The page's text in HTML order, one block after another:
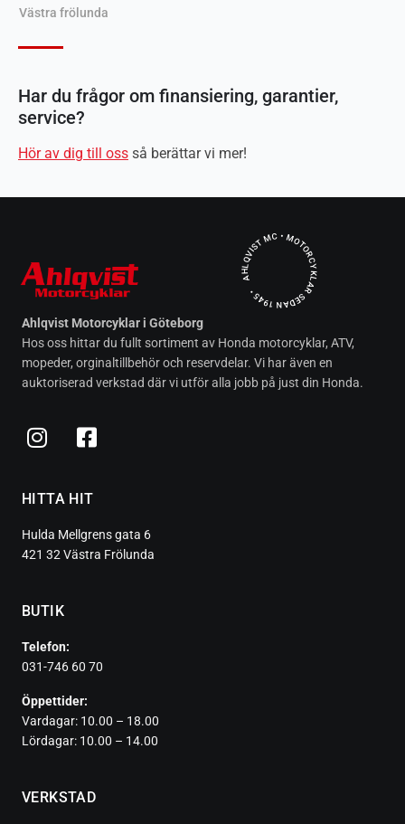
Västra frölunda
Har du frågor om finansiering, garantier,
service?
Hör av dig till oss så berättar vi mer!
AHLQVIST MC • MOTORCYKLAR SEDAN 1945 •
Ahlqvist Motorcyklar i Göteborg
Hos oss hittar du fullt sortiment av Honda motorcyklar, ATV,
mopeder, orginaltillbehör och reservdelar. Vi har även en
auktoriserad verkstad där vi utför alla jobb på just din Honda.
HITTA HIT
Hulda Mellgrens gata 6
421 32 Västra Frölunda
BUTIK
Telefon:
031-746 60 70
Öppettider:
Vardagar: 10.00 – 18.00
Lördagar: 10.00 – 14.00
VERKSTAD